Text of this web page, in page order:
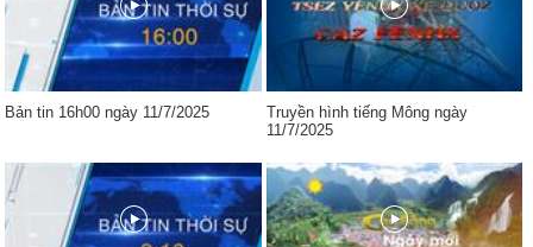
Bản tin 16h00 ngày 11/7/2025
Truyền hình tiếng Mông ngày
11/7/2025